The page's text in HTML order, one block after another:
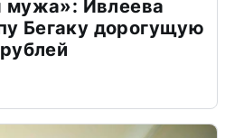
мужа»: Ивлеева
Бегаку дорогущую